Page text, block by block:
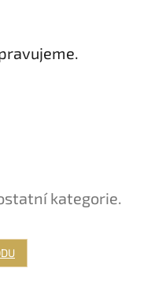
kategorie.